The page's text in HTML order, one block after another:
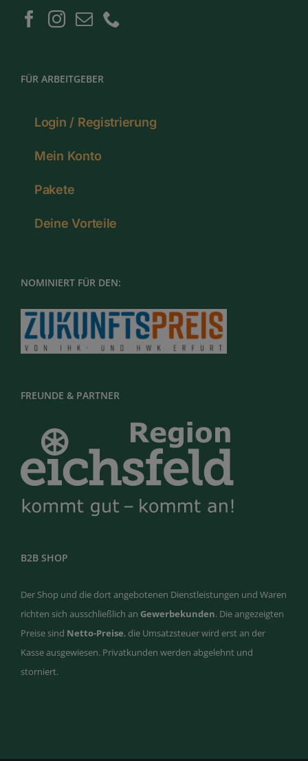
FÜR ARBEITGEBER
Login / Registrierung
Mein Konto
Pakete
Deine Vorteile
NOMINIERT FÜR DEN:
FREUNDE & PARTNER
B2B SHOP
Der Shop und die dort angebotenen Dienstleistungen und Waren
richten sich ausschließlich an Gewerbekunden. Die angezeigten
Preise sind Netto-Preise, die Umsatzsteuer wird erst an der
Kasse ausgewiesen. Privatkunden werden abgelehnt und
storniert.